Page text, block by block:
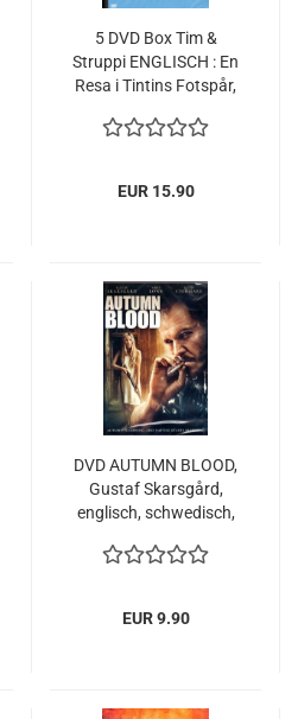
5 DVD Box Tim &
Struppi ENGLISCH : En
Resa i Tintins Fotspår,
EUR 15.90
DVD AUTUMN BLOOD,
Gustaf Skarsgård,
englisch, schwedisch,
EUR 9.90